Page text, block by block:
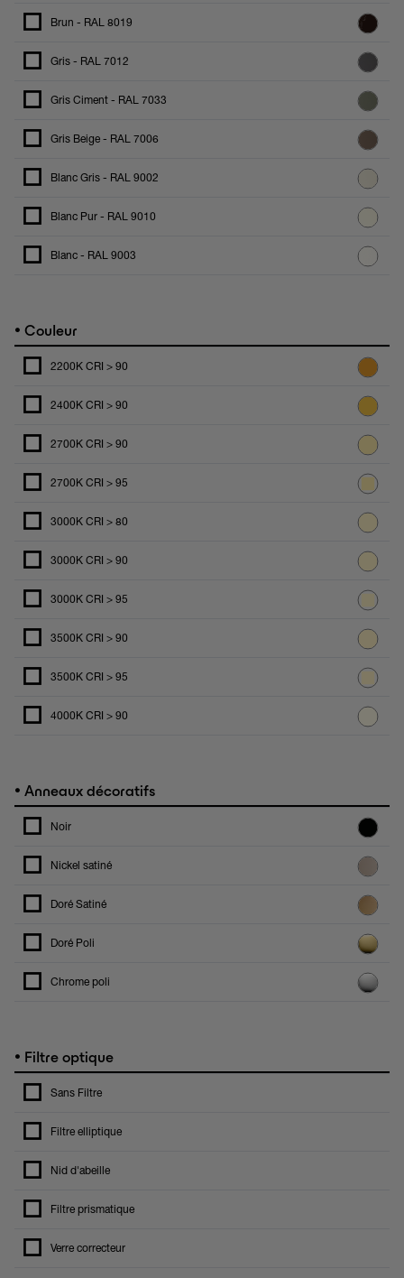
Brun - RAL 8019
Gris - RAL 7012
Gris Ciment - RAL 7033
Gris Beige - RAL 7006
Blanc Gris - RAL 9002
Blanc Pur - RAL 9010
Blanc - RAL 9003
• Couleur
2200K CRI > 90
2400K CRI > 90
2700K CRI > 90
2700K CRI > 95
3000K CRI > 80
3000K CRI > 90
3000K CRI > 95
3500K CRI > 90
3500K CRI > 95
4000K CRI > 90
• Anneaux décoratifs
Noir
Nickel satiné
Doré Satiné
Doré Poli
Chrome poli
• Filtre optique
Sans Filtre
Filtre elliptique
Nid d'abeille
Filtre prismatique
Verre correcteur